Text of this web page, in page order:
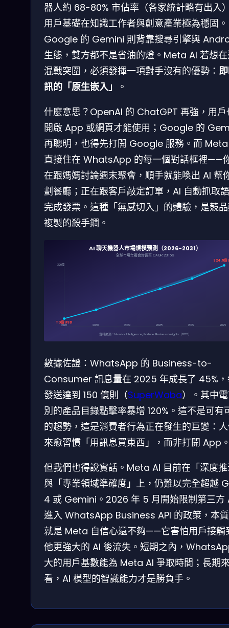
器人約 68-80% 市佔率（各家統計略有出入
用戶基礎在知識工作者與創意產業極為穩固。
Google 的 Gemini 則背靠搜尋引擎與
生態，雙方都不是省油的燈。Meta AI 若想
混戰突圍，必須發揮一項對手沒有的優勢：
訊的「原生嵌入」
。
什麼意思？OpenAI 的 ChatGPT 再強，用戶
開啟 App 或網頁才能使用；Google 的
再聰明，也得先打開 Google 服務。而
直接住在 WhatsApp 的每一個對話框裡——
在跟媽媽討論週末聚會，順手就能喚出 AI 幫
劃餐廳；正在跟客戶敲定訂單，AI 自動抓取
完成發票。這種「無感切入」的體驗，是競
複製的殺手鐧。
AI 聊天機器人市場規模預測（2026-2031）
全球市場年複合增長率 CAGR 23.15%
2026
2027
2028
2029
2030
2031
320億
0
110億 USD
324.5億
資料來源：Mordor Intelligence, Fortune Business Insights（2026）
數據佐證：WhatsApp 的 Business-to-
Consumer 訊息量在 2025 年成長了 45%
發送達到 150 億則（SuperWaba）。其中
別的產品目錄點擊率暴增 120%。這不是可有
的趨勢，這是消費者行為正在發生的巨變：
來愈習慣「用訊息買東西」，而非打開 App
但我們也得說實話。Meta AI 目前在「深度
與「專業領域準確度」上，仍難以完全超越
4 或 Gemini。2026 年 5 月開始限制第三方
進入 WhatsApp Business API 的政策，本
就是 Meta 自信心還不夠——它害怕用戶接觸
他更強大的 AI 後流失。短期之內，
大的用戶基數能為 Meta AI 爭取時間；長期
看，AI 模型的智識能力才是勝負手。